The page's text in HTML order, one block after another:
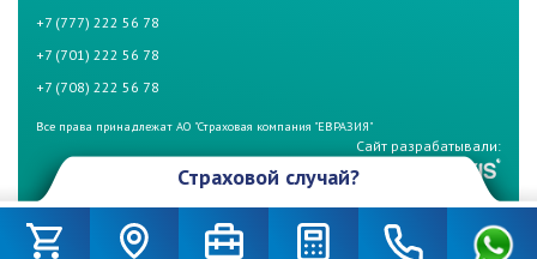
+7 (777) 222 56 78
+7 (701) 222 56 78
+7 (708) 222 56 78
Все права принадлежат АО "Страховая компания "ЕВРАЗИЯ"
Сайт разрабатывали:
Страховой случай?
беспокойтесь, если у Вас страховой полис СК «Евразия». Для начала